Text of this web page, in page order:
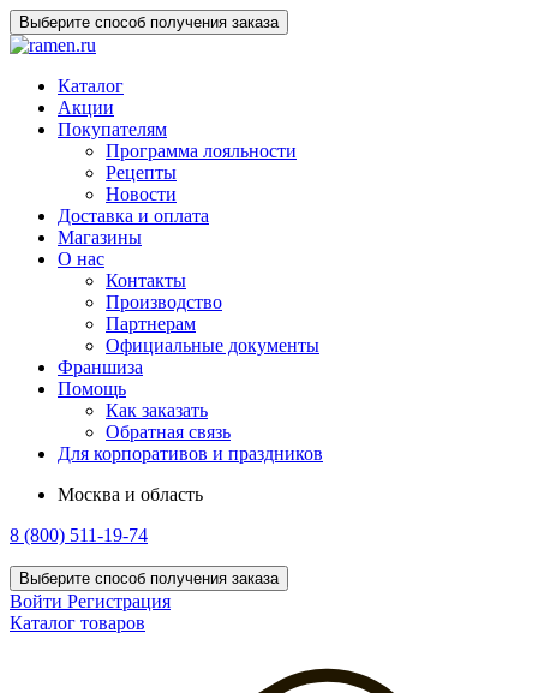
Выберите способ получения заказа
Каталог
Акции
Покупателям
Программа лояльности
Рецепты
Новости
Доставка и оплата
Магазины
О нас
Контакты
Производство
Партнерам
Официальные документы
Франшиза
Помощь
Как заказать
Обратная связь
Для корпоративов и праздников
Москва и область
8 (800) 511-19-74
Выберите способ получения заказа
Войти Регистрация
Каталог товаров